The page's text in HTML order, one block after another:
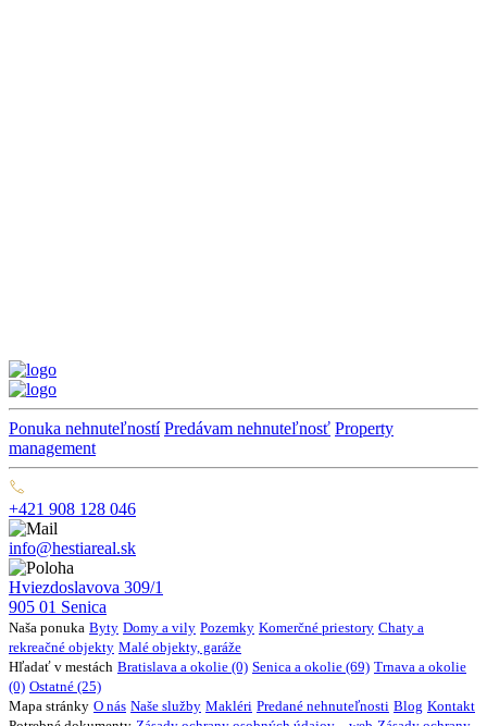
Ponuka nehnuteľností Predávam nehnuteľnosť Property
management
+421 908 128 046
info@hestiareal.sk
Hviezdoslavova 309/1
905 01 Senica
Naša ponuka Byty Domy a vily Pozemky Komerčné priestory Chaty a
rekreačné objekty Malé objekty, garáže
Hľadať v mestách Bratislava a okolie (0) Senica a okolie (69) Trnava a okolie
(0) Ostatné (25)
Mapa stránky O nás Naše služby Makléri Predané nehnuteľnosti Blog Kontakt